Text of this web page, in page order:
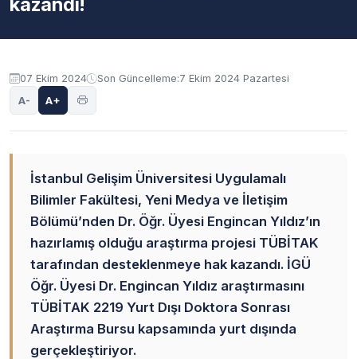
07 Ekim 2024 Son Güncelleme:7 Ekim 2024 Pazartesi
A- A+
İstanbul Gelişim Üniversitesi Uygulamalı
Bilimler Fakültesi, Yeni Medya ve İletişim
Bölümü’nden Dr. Öğr. Üyesi Engincan Yıldız’ın
hazırlamış olduğu araştırma projesi TÜBİTAK
tarafından desteklenmeye hak kazandı. İGÜ
Öğr. Üyesi Dr. Engincan Yıldız araştırmasını
TÜBİTAK 2219 Yurt Dışı Doktora Sonrası
Araştırma Bursu kapsamında yurt dışında
gerçekleştiriyor.